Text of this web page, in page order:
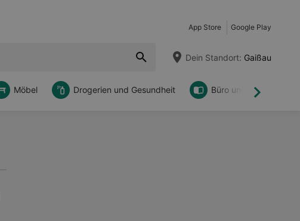
App Store Google Play
Dein Standort: Gaißau
Weiter
Möbel Drogerien und Gesundheit Büro und DIY